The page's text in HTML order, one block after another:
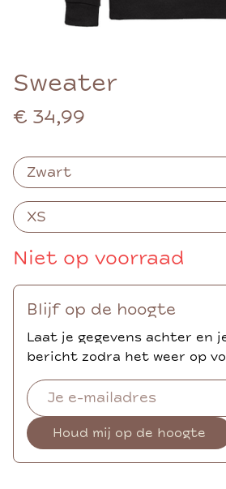
Sweater
€ 34,99
Niet op voorraad
Blijf op de hoogte
Laat je gegevens achter en
bericht zodra het weer op
Houd mij op de hoogte